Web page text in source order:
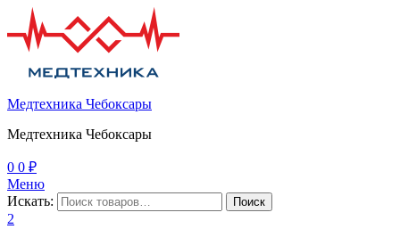
Медтехника Чебоксары
Медтехника Чебоксары
0 0 ₽
Меню
Искать:
Поиск
2